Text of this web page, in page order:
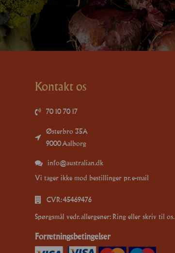
Kontakt os
70 10 70 17
Østerbro 35A
9000 Aalborg
info@australian.dk
Vi tager ikke mod bestillinger pr. e-mail
CVR: 45469476
Spørgsmål vedr. allergener: Ring eller skriv til os.
Forretningsbetingelser